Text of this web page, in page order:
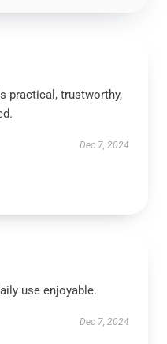
practical, trustworthy,
Dec 7, 2024
use enjoyable.
Dec 7, 2024